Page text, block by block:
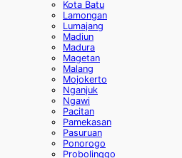
Kota Batu
Lamongan
Lumajang
Madiun
Madura
Magetan
Malang
Mojokerto
Nganjuk
Ngawi
Pacitan
Pamekasan
Pasuruan
Ponorogo
Probolinggo